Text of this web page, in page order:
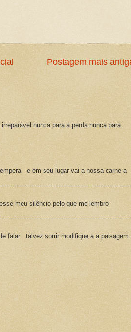
Postagem mais
nunca para a perda nunca para
e em seu lugar vai a nossa carne a
meu silêncio pelo que me lembro
falar talvez sorrir modifique a a paisagem